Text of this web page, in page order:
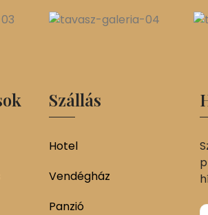
Szállás
Hotel
Vendégház
Panzió